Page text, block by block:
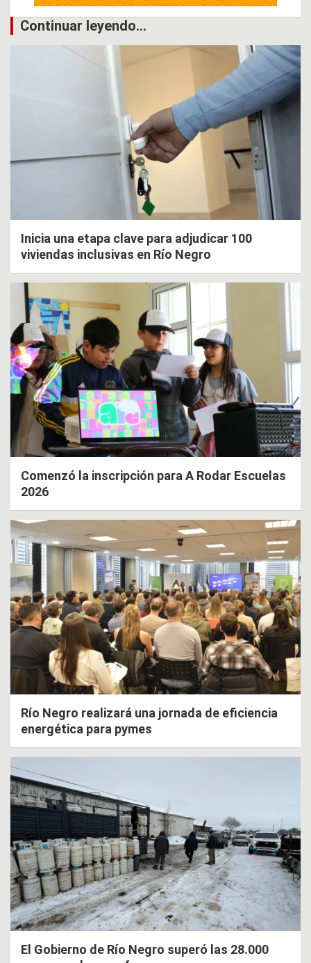
Continuar leyendo...
Inicia una etapa clave para adjudicar 100
viviendas inclusivas en Río Negro
Comenzó la inscripción para A Rodar Escuelas
2026
Río Negro realizará una jornada de eficiencia
energética para pymes
El Gobierno de Río Negro superó las 28.000